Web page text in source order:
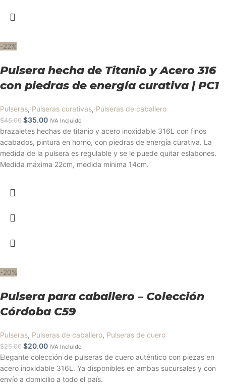
-22%
Pulsera hecha de Titanio y Acero 316
con piedras de energía curativa | PC1
Pulseras, Pulseras curativas, Pulseras de caballero
$45.00 $35.00 IVA Incluido
brazaletes hechas de titanio y acero inoxidable 316L con finos
acabados, pintura en horno, con piedras de energía curativa. La
medida de la pulsera es regulable y se le puede quitar eslabones.
Medida máxima 22cm, medida mínima 14cm.
-20%
Pulsera para caballero – Colección
Córdoba C59
Pulseras, Pulseras de caballero, Pulseras de cuero
$25.00 $20.00 IVA Incluido
Elegante colección de pulseras de cuero auténtico con piezas en
acero inoxidable 316L. Ya disponibles en ambas sucursales y con
envío a domicilio a todo el país.